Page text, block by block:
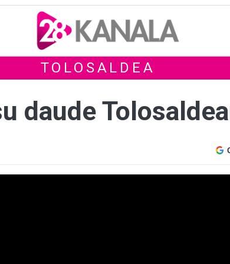
TOLOSALDEA
daude